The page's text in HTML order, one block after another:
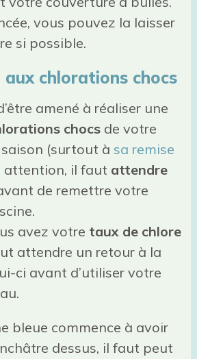
vous pouvez la laisser
si possible.
chlorations chocs
amené à réaliser une
chocsde votre
(surtout à sa remise
attention, il faut attendre
de remettre votre
avez votre taux de chlore
attendre un retour à la
ci avant d’utiliser votre
bleue commence à avoir
dessus, il faut peut